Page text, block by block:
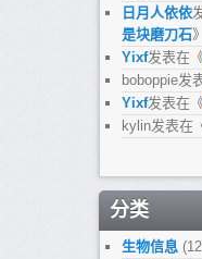
日月人依依
是块磨刀石》
Yixf发表在《
boboppie发
Yixf发表在《
kylin发表在
分类
生物信息